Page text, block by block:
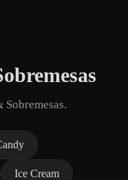
Ice Cream